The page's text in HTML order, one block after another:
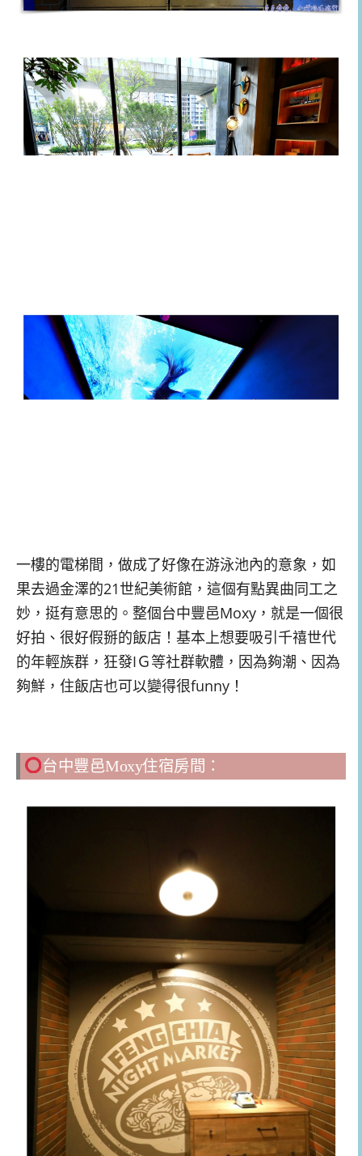
一樓的電梯間，做成了好像在游泳池內的意象，如
果去過金澤的21世紀美術館，這個有點異曲同工之
妙，挺有意思的。整個台中豐邑Moxy，就是一個很
好拍、很好假掰的飯店！基本上想要吸引千禧世代
的年輕族群，狂發IＧ等社群軟體，因為夠潮、因為
夠鮮，住飯店也可以變得很funny！
台中豐邑Moxy住宿房間：